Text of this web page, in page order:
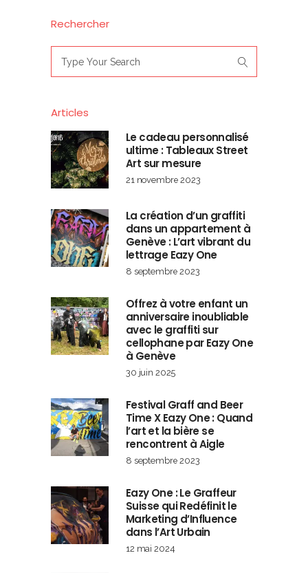
Rechercher
for:
Articles
Le cadeau personnalisé
ultime : Tableaux Street
Art sur mesure
21 novembre 2023
La création d’un graffiti
dans un appartement à
Genève : L’art vibrant du
lettrage Eazy One
8 septembre 2023
Offrez à votre enfant un
anniversaire inoubliable
avec le graffiti sur
cellophane par Eazy One
à Genève
30 juin 2025
Festival Graff and Beer
Time X Eazy One : Quand
l’art et la bière se
rencontrent à Aigle
8 septembre 2023
Eazy One : Le Graffeur
Suisse qui Redéfinit le
Marketing d’Influence
dans l’Art Urbain
12 mai 2024